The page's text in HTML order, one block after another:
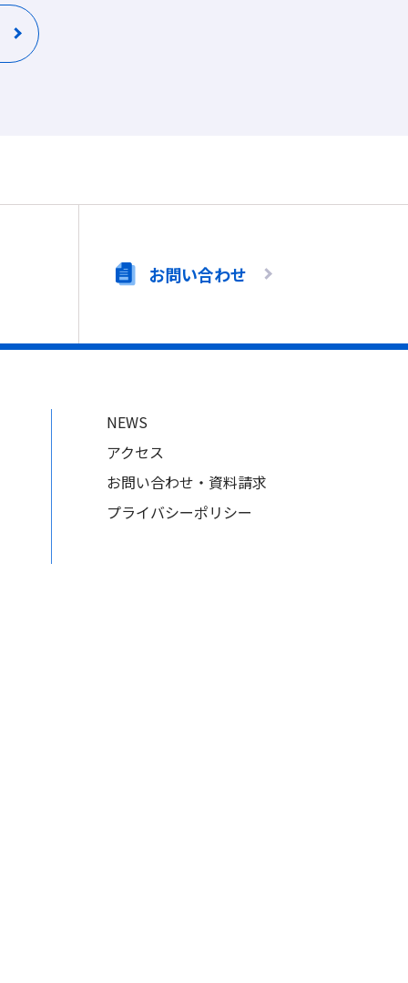
お問い合わせ
NEWS
アクセス
お問い合わせ・資料請求
プライバシーポリシー